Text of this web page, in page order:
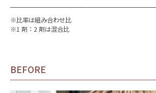
※比率は組み合わせ比
※1 剤：2 剤は混合比
BEFORE